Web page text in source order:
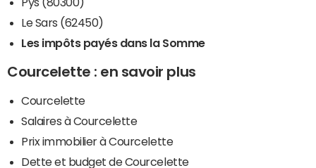
Le Sars (62450)
Les impôts payés dans la Somme
Courcelette : en savoir plus
Courcelette
Salaires à Courcelette
Prix immobilier à Courcelette
Dette et budget de Courcelette